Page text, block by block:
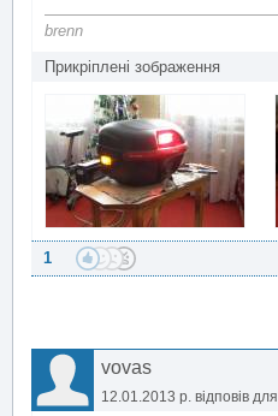
brenn
Прикріплені зображення
1
vovas
12.01.2013 р. відповів для